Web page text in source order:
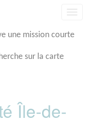
une mission courte
sur la carte
Île-de-